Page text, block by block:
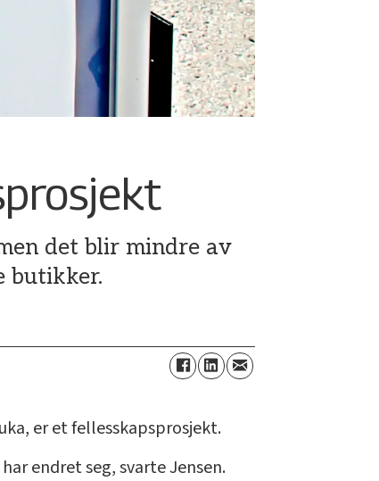
det blir mindre av
butikker.
er et fellesskapsprosjekt.
endret seg, svarte Jensen.